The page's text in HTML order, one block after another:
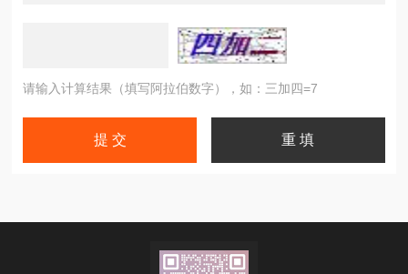
请输入计算结果（填写阿拉伯数字），如：三加四=7